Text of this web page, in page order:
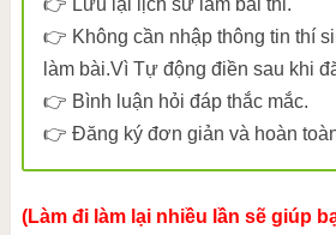
👉 Không cần nhập thông tin thí
làm bài.Vì Tự động điền sau khi
👉 Bình luận hỏi đáp thắc mắc.
👉 Đăng ký đơn giản và hoàn
(Làm đi làm lại nhiều lần sẽ giúp